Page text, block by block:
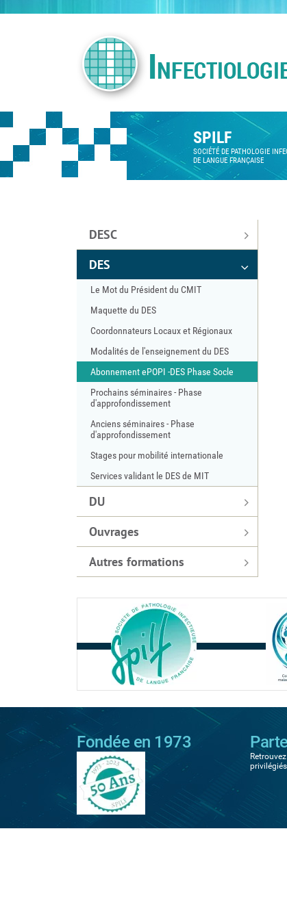
SPILF
SOCIÉTÉ DE PATHOLOGIE
DE LANGUE FRANÇAISE
Partager par email
DESC
DES
Le Mot du Président du CMIT
Maquette du DES
Coordonnateurs Locaux et Régionaux
Modalités de l'enseignement du DES
Abonnement ePOPI -DES Phase Socle
Prochains séminaires - Phase
d'approfondissement
Anciens séminaires - Phase
d'approfondissement
Stages pour mobilité internationale
Services validant le DES de MIT
DU
Ouvrages
Autres formations
Fondée en 1973